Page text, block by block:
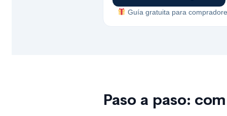
Guía gratuita para
Paso a paso: